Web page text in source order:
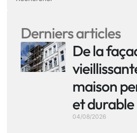
Derniers articles
De la
maison
et durable
04/08/2026